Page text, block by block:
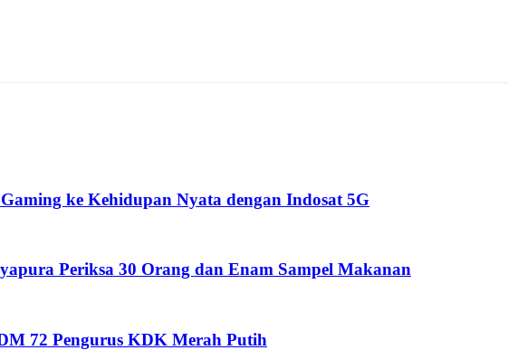
ke Kehidupan Nyata dengan Indosat 5G
Periksa 30 Orang dan Enam Sampel Makanan
72 Pengurus KDK Merah Putih